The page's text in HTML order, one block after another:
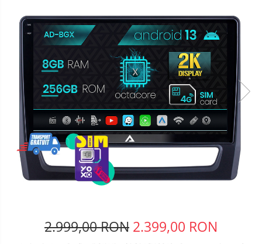
Telefoane mobile Ulefone
Telefoane mobile Unihertz
Telefoane mobile Cubot
Telefoane mobile Blackview
Telefoane mobile OSCAL
Telefoane mobile Fossibot
Telefoane mobile Lagenio
Telefoane mobile Samsung
Telefoane mobile iSEN
Telefoane mobile F150
Telefoane mobile HUAWEI
Telefoane mobile iHunt
Telefoane mobile AGM
Telefoane mobile Realme
2.999,00 RON 2.399,00 RON